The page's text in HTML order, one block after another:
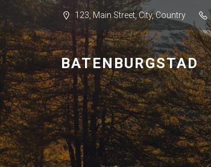
123, Main Street, City, Country
BATENBURGSTAD